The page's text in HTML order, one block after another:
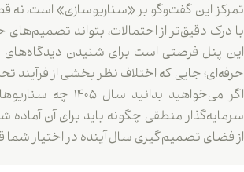
تمرکز این گفت‌وگو بر «سناریوسازی» است،
با درک دقیق‌تر از احتمالات، بتواند تصمیم‌های
این پنل فرصتی است برای شنیدن
حرفه‌ای؛ جایی که اختلاف نظر بخشی از فرآیند
اگر می‌خواهید
سرمایه‌گذار منطقی چگونه باید برای آن آماده
از فضای تصمیم‌گیری سال آینده در اختیار شما